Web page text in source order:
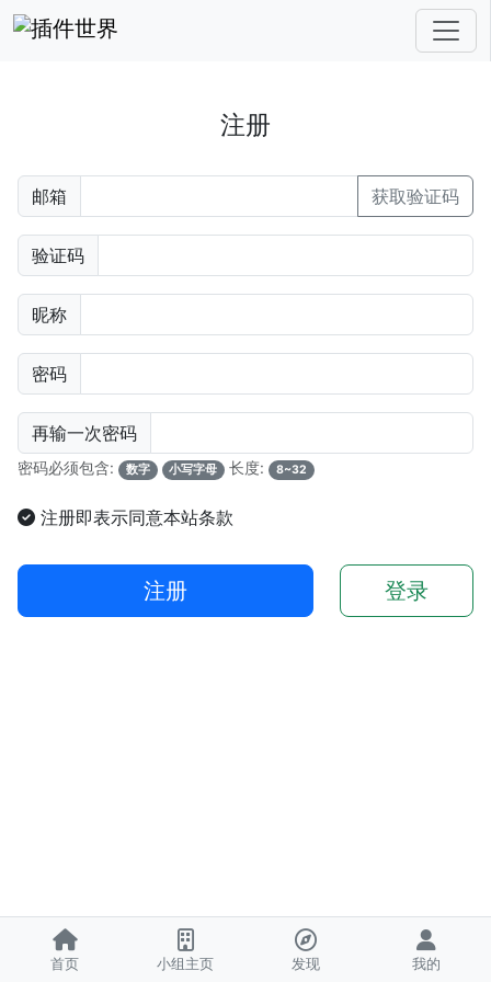
注册
邮箱 获取验证码
验证码
昵称
密码
再输一次密码
密码必须包含: 数字 小写字母 长度: 8~32
注册即表示同意本站条款
注册 登录
首页 小组主页 发现 我的